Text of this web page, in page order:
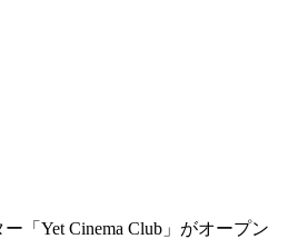
「Yet Cinema Club」がオープン